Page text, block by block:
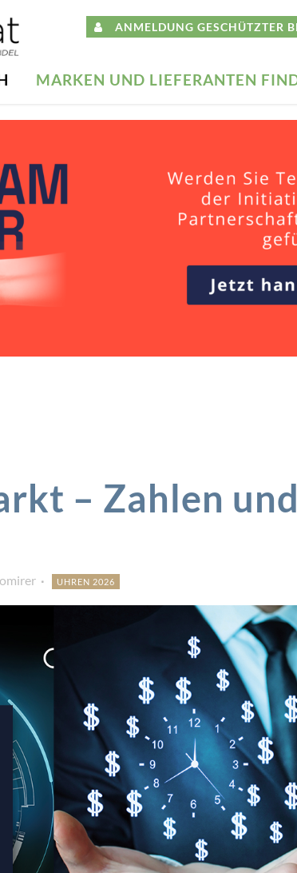
ANMELDUNG GESCHÜTZTER
MARKEN UND LIEFERANTEN
– Zahlen und
UHREN 2026